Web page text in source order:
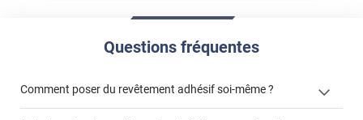
Questions fréquentes
Comment poser du revêtement adhésif soi-même ?